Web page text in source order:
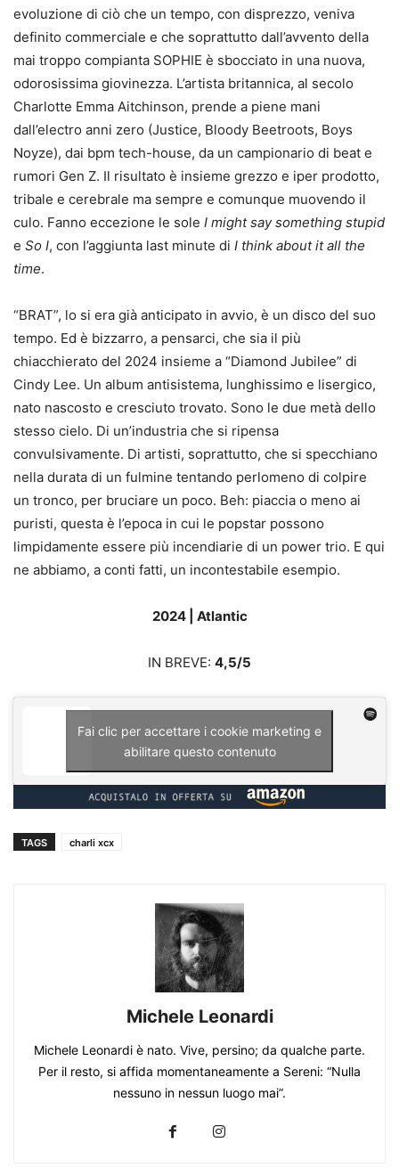
evoluzione di ciò che un tempo, con disprezzo, veniva
definito commerciale e che soprattutto dall’avvento della
mai troppo compianta SOPHIE è sbocciato in una nuova,
odorosissima giovinezza. L’artista britannica, al secolo
Charlotte Emma Aitchinson, prende a piene mani
dall’electro anni zero (Justice, Bloody Beetroots, Boys
Noyze), dai bpm tech-house, da un campionario di beat e
rumori Gen Z. Il risultato è insieme grezzo e iper prodotto,
tribale e cerebrale ma sempre e comunque muovendo il
culo. Fanno eccezione le sole I might say something stupid
e So I, con l’aggiunta last minute di I think about it all the
time.
“BRAT”, lo si era già anticipato in avvio, è un disco del suo
tempo. Ed è bizzarro, a pensarci, che sia il più
chiacchierato del 2024 insieme a “Diamond Jubilee” di
Cindy Lee. Un album antisistema, lunghissimo e lisergico,
nato nascosto e cresciuto trovato. Sono le due metà dello
stesso cielo. Di un’industria che si ripensa
convulsivamente. Di artisti, soprattutto, che si specchiano
nella durata di un fulmine tentando perlomeno di colpire
un tronco, per bruciare un poco. Beh: piaccia o meno ai
puristi, questa è l’epoca in cui le popstar possono
limpidamente essere più incendiarie di un power trio. E qui
ne abbiamo, a conti fatti, un incontestabile esempio.
2024 | Atlantic
IN BREVE: 4,5/5
Fai clic per accettare i cookie marketing e
abilitare questo contenuto
TAGS charli xcx
Michele Leonardi
Michele Leonardi è nato. Vive, persino; da qualche parte.
Per il resto, si affida momentaneamente a Sereni: “Nulla
nessuno in nessun luogo mai”.